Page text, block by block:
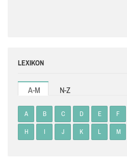
LEXIKON
A-M N-Z
A B C D E F
H I J K L M